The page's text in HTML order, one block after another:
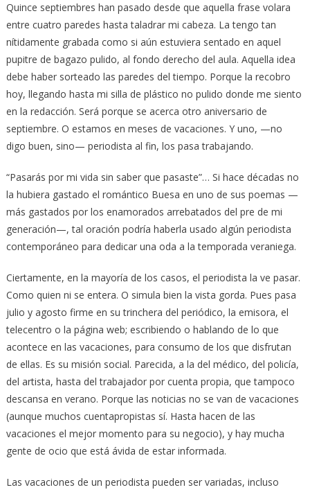
Quince septiembres han pasado desde que aquella frase volara
entre cuatro paredes hasta taladrar mi cabeza. La tengo tan
nítidamente grabada como si aún estuviera sentado en aquel
pupitre de bagazo pulido, al fondo derecho del aula. Aquella idea
debe haber sorteado las paredes del tiempo. Porque la recobro
hoy, llegando hasta mi silla de plástico no pulido donde me siento
en la redacción. Será porque se acerca otro aniversario de
septiembre. O estamos en meses de vacaciones. Y uno, —no
digo buen, sino— periodista al fin, los pasa trabajando.
“Pasarás por mi vida sin saber que pasaste”… Si hace décadas no
la hubiera gastado el romántico Buesa en uno de sus poemas —
más gastados por los enamorados arrebatados del pre de mi
generación—, tal oración podría haberla usado algún periodista
contemporáneo para dedicar una oda a la temporada veraniega.
Ciertamente, en la mayoría de los casos, el periodista la ve pasar.
Como quien ni se entera. O simula bien la vista gorda. Pues pasa
julio y agosto firme en su trinchera del periódico, la emisora, el
telecentro o la página web; escribiendo o hablando de lo que
acontece en las vacaciones, para consumo de los que disfrutan
de ellas. Es su misión social. Parecida, a la del médico, del policía,
del artista, hasta del trabajador por cuenta propia, que tampoco
descansa en verano. Porque las noticias no se van de vacaciones
(aunque muchos cuentapropistas sí. Hasta hacen de las
vacaciones el mejor momento para su negocio), y hay mucha
gente de ocio que está ávida de estar informada.
Las vacaciones de un periodista pueden ser variadas, incluso